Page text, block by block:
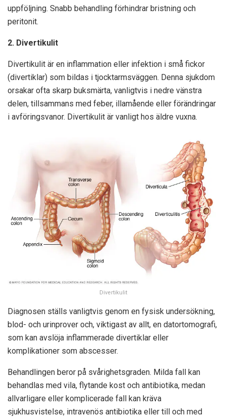
uppföljning. Snabb behandling förhindrar bristning och
peritonit.
2. Divertikulit
Divertikulit är en inflammation eller infektion i små fickor
(divertiklar) som bildas i tjocktarmsväggen. Denna sjukdom
orsakar ofta skarp buksmärta, vanligtvis i nedre vänstra
delen, tillsammans med feber, illamående eller förändringar
i avföringsvanor. Divertikulit är vanligt hos äldre vuxna.
Divertikulit
Diagnosen ställs vanligtvis genom en fysisk undersökning,
blod- och urinprover och, viktigast av allt, en datortomografi,
som kan avslöja inflammerade divertiklar eller
komplikationer som abscesser.
Behandlingen beror på svårighetsgraden. Milda fall kan
behandlas med vila, flytande kost och antibiotika, medan
allvarligare eller komplicerade fall kan kräva
sjukhusvistelse, intravenös antibiotika eller till och med